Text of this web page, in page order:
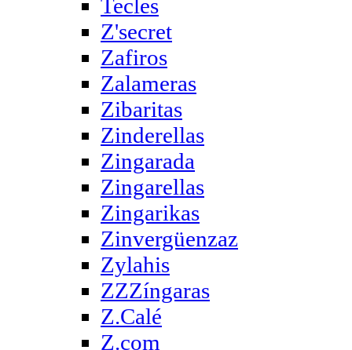
Tecles
Z'secret
Zafiros
Zalameras
Zibaritas
Zinderellas
Zingarada
Zingarellas
Zingarikas
Zinvergüenzaz
Zylahis
ZZZíngaras
Z.Calé
Z.com